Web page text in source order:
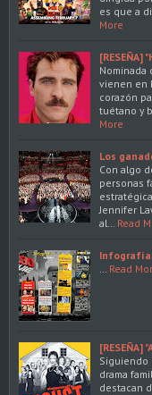
es que a
More
[RESEÑA]
Nominada
vienen en
corazón
tuétano y
More
Los
Con algo
personas
Jennifer
al… Read
Infografía
… Read
[RESEÑA]
Siguiendo
drama
destacan